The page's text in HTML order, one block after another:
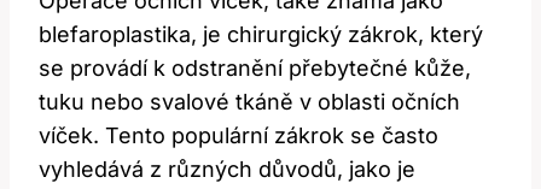
blefaroplastika, je chirurgický zákrok, který
se provádí k odstranění přebytečné kůže,
tuku nebo svalové tkáně v oblasti očních
víček. Tento populární zákrok se často
vyhledává z různých důvodů, jako je